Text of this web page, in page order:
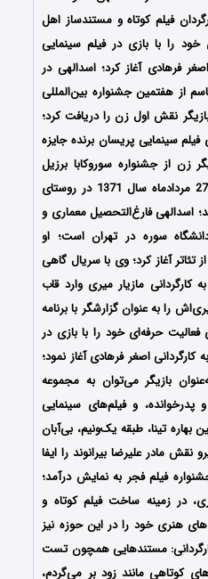
بازیگر، کارگردان فیلم کوتاه و مستندساز اهل
را با بازی در فیلم سینمایی
اصغر فرهادی آغاز کرد؛ اسدالهی در
اسپاسم از هفتمین جشنواره بین‌المللی
نقش اول زن را دریافت کرد؛
سینمایی پریسان برنده جایزه
زن از جشنواره سوروکابا برزیل
شده است؛ صحرا اسدالهی در 27 مردادماه سال 1371 در روستای
اسدالهی فارغ‌التحصیل معماری و
سوره در تهران است؛ او
تئاتر آغاز کرد؛ وی با سریال گاهی
سر نگاه کن (1393) به کارگردانی مازیار میری وارد قاب
را به عنوان گزارشگر با برنامه
حرفه‌ای خود را با بازی در
سینمایی فروشنده (1394) به کارگردانی اصغر فرهادی آغاز نمود؛
بازیگر می‌توان به مجموعه
و فیلم‌های سینمایی
بهاره تینا، طبقه یک‌ونیم، بی‌آبان
نقش مادر علیرضا بیرانوند را ایفا
فیلم فجر به نمایش درآمد؛
در زمینه ساخت فیلم کوتاه و
هنری خود را در این حوزه نیز
مستندهایی همچون تست
کوتاهی مانند زود بر می‌گردم،